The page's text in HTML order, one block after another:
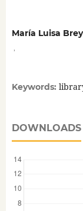
María Luisa Brey
Keywords:
DOWNLOADS